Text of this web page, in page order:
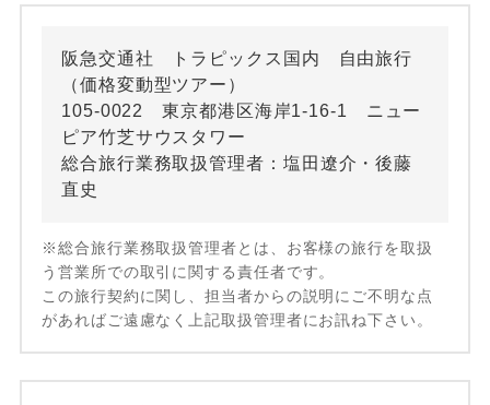
阪急交通社 トラピックス国内 自由旅行
（価格変動型ツアー）
105-0022 東京都港区海岸1-16-1 ニュー
ピア竹芝サウスタワー
総合旅行業務取扱管理者：塩田遼介・後藤
直史
※総合旅行業務取扱管理者とは、お客様の旅行を取扱
う営業所での取引に関する責任者です。
この旅行契約に関し、担当者からの説明にご不明な点
があればご遠慮なく上記取扱管理者にお訊ね下さい。